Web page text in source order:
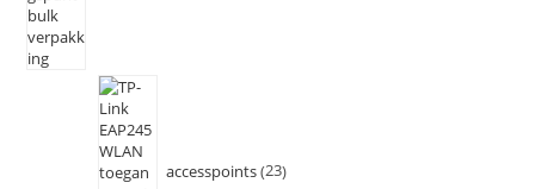
accesspoints 23